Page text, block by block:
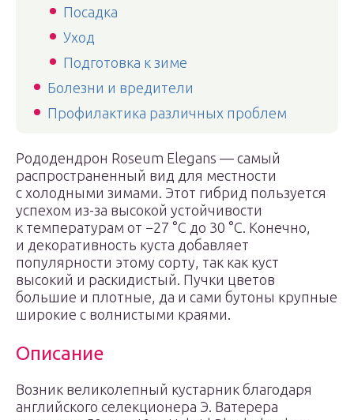
Посадка
Уход
Подготовка к зиме
Болезни и вредители
Профилактика различных проблем
Рододендрон Roseum Elegans — самый
распространенный вид для местности
с холодными зимами. Этот гибрид пользуется
успехом из-за высокой устойчивости
к температурам от −27 °С до 30 °С. Конечно,
и декоративность куста добавляет
популярности этому сорту, так как куст
высокий и раскидистый. Пучки цветов
большие и плотные, да и сами бутоны крупные
широкие с волнистыми краями.
Описание
Возник великолепный кустарник благодаря
английского селекционера Э. Ватерера